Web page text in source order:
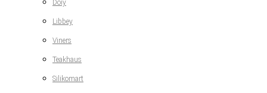
Doiy
Libbey
Viners
Teakhaus
Silikomart